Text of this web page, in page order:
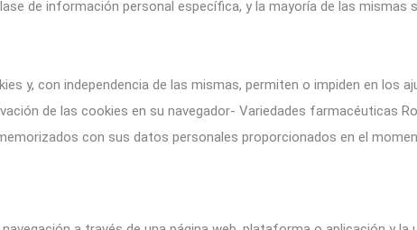
de información personal específica, y la mayoría de las mismas
y, con independencia de las mismas, permiten o impiden en los
de las cookies en su navegador- Variedades farmacéuticas
con sus datos personales proporcionados en el